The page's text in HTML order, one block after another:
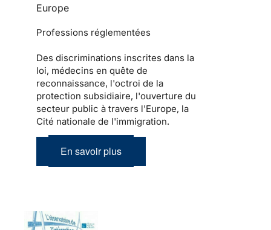
Europe
Professions réglementées
Des discriminations inscrites dans la
loi, médecins en quête de
reconnaissance, l'octroi de la
protection subsidiaire, l'ouverture du
secteur public à travers l'Europe, la
Cité nationale de l'immigration.
En savoir plus